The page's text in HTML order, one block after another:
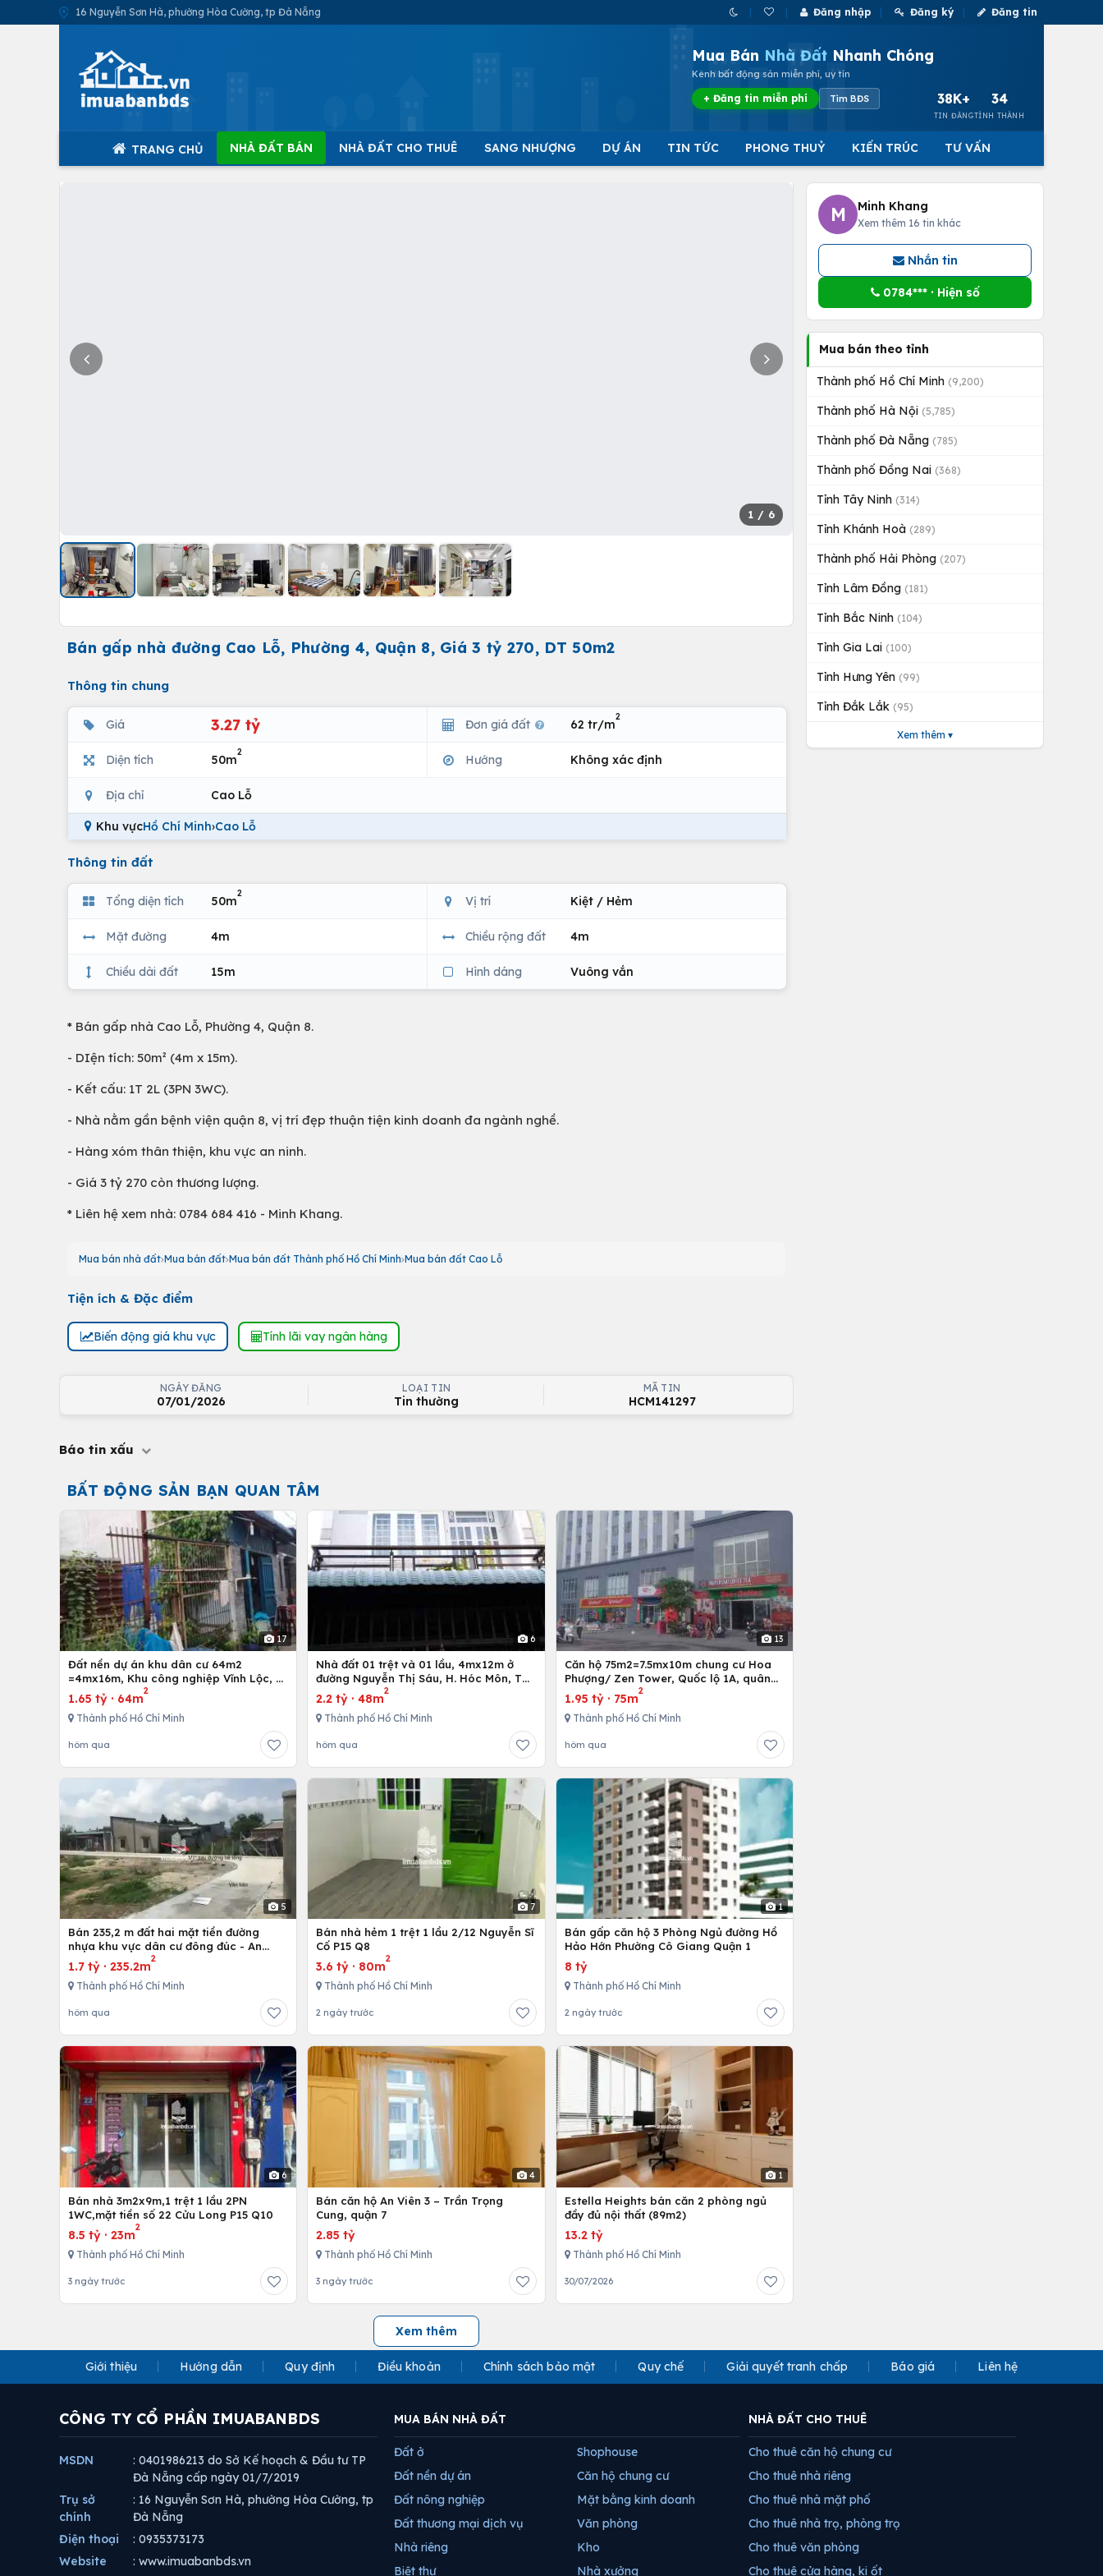
16 Nguyễn Sơn Hà, phường Hòa Cường, tp Đà Nẵng Đăng nhập Đăng ký Đăng tin
Mua Bán Nhà Đất Nhanh Chóng
Kênh bất động sản miễn phí, uy tín
+ Đăng tin miễn phí Tìm BĐS 38K+
TIN ĐĂNG
34
TỈNH THÀNH
TRANG CHỦ NHÀ ĐẤT BÁN NHÀ ĐẤT CHO THUÊ SANG NHƯỢNG DỰ ÁN TIN TỨC PHONG THUỶ KIẾN TRÚC TƯ VẤN
1 / 6
Bán gấp nhà đường Cao Lỗ, Phường 4, Quận 8, Giá 3 tỷ 270, DT 50m2
Thông tin chung
Giá 3.27 tỷ Đơn giá đất 62 tr/m
2
Diện tích 50m
2
Hướng Không xác định
Địa chỉ Cao Lỗ
Khu vựcHồ Chí Minh›Cao Lỗ
Thông tin đất
Tổng diện tích 50m
2
Vị trí Kiệt / Hẻm
Mặt đường 4m Chiều rộng đất 4m
Chiều dài đất 15m Hình dáng Vuông vắn
* Bán gấp nhà Cao Lỗ, Phường 4, Quận 8.
- DIện tích: 50m² (4m x 15m).
- Kết cấu: 1T 2L (3PN 3WC).
- Nhà nằm gần bệnh viện quận 8, vị trí đẹp thuận tiện kinh doanh đa ngành nghề.
- Hàng xóm thân thiện, khu vực an ninh.
- Giá 3 tỷ 270 còn thương lượng.
* Liên hệ xem nhà: 0784 684 416 - Minh Khang.
Mua bán nhà đất Mua bán đất Mua bán đất Thành phố Hồ Chí Minh Mua bán đất Cao Lỗ
Tiện ích & Đặc điểm
Biến động giá khu vực Tính lãi vay ngân hàng
NGÀY ĐĂNG
07/01/2026
LOẠI TIN
Tin thường
MÃ TIN
HCM141297
Báo tin xấu
BẤT ĐỘNG SẢN BẠN QUAN TÂM
17
Đất nền dự án khu dân cư 64m2
=4mx16m, Khu công nghiệp Vĩnh Lộc, H.
Bình Chánh, Tp. Hồ Chí Minh
1.65 tỷ · 64m
2
Thành phố Hồ Chí Minh
hôm qua
6
Nhà đất 01 trệt và 01 lầu, 4mx12m ở
đường Nguyễn Thị Sáu, H. Hóc Môn, Tp.
Hồ Chí Minh
2.2 tỷ ·48m
2
Thành phố Hồ Chí Minh
hôm qua
13
Căn hộ 75m2=7.5mx10m chung cư Hoa
Phượng/ Zen Tower, Quốc lộ 1A, quân
12,Tp. Hồ Chí Minh, Việt Nam
1.95 tỷ· 75m
2
Thành phố Hồ Chí Minh
hôm qua
5
Bán 235,2 m đất hai mặt tiền đường
nhựa khu vực dân cư đông đúc - An
nhứt-Long Điền - Bà Rịa
1.7 tỷ · 235.2m
2
Thành phố Hồ Chí Minh
hôm qua
7
Bán nhà hẻm 1 trệt 1 lầu 2/12 Nguyễn Sĩ
Cố P15 Q8
3.6 tỷ · 80m
2
Thành phố Hồ Chí Minh
2 ngày trước
1
Bán gấp căn hộ 3 Phòng Ngủ đường Hồ
Hảo Hớn Phường Cô Giang Quận 1
8 tỷ
Thành phố Hồ Chí Minh
2 ngày trước
6
Bán nhà 3m2x9m,1 trệt 1 lầu 2PN
1WC,mặt tiền số 22 Cửu Long P15 Q10
8.5 tỷ · 23m
2
Thành phố Hồ Chí Minh
3 ngày trước
4
Bán căn hộ An Viên 3 – Trần Trọng
Cung, quận 7
2.85 tỷ
Thành phố Hồ Chí Minh
3 ngày trước
1
Estella Heights bán căn 2 phòng ngủ
đầy đủ nội thất (89m2)
13.2 tỷ
Thành phố Hồ Chí Minh
30/07/2026
Xem thêm
M Minh Khang
Xem thêm 16 tin khác
Nhắn tin
0784*** · Hiện số
Mua bán theo tỉnh
Thành phố Hồ Chí Minh (9,200)
Thành phố Hà Nội (5,785)
Thành phố Đà Nẵng (785)
Thành phố Đồng Nai (368)
Tỉnh Tây Ninh (314)
Tỉnh Khánh Hoà (289)
Thành phố Hải Phòng (207)
Tỉnh Lâm Đồng (181)
Tỉnh Bắc Ninh (104)
Tỉnh Gia Lai (100)
Tỉnh Hưng Yên (99)
Tỉnh Đắk Lắk (95)
Xem thêm ▾
Giới thiệu Hướng dẫn Quy định Điều khoản Chính sách bảo mật Quy chế Giải quyết tranh chấp Báo giá Liên hệ
CÔNG TY CỔ PHẦN IMUABANBDS
MSDN
: 0401986213 do Sở Kế hoạch & Đầu tư TP
Đà Nẵng cấp ngày 01/7/2019
Trụ sở
chính
: 16 Nguyễn Sơn Hà, phường Hòa Cường, tp
Đà Nẵng
Điện thoại
: 0935373173
Website
: www.imuabanbds.vn
MUA BÁN NHÀ ĐẤT
Đất ở
Đất nền dự án
Đất nông nghiệp
Đất thương mại dịch vụ
Nhà riêng
Biệt thự
Shophouse
Căn hộ chung cư
Mặt bằng kinh doanh
Văn phòng
Kho
Nhà xưởng
NHÀ ĐẤT CHO THUÊ
Cho thuê căn hộ chung cư
Cho thuê nhà riêng
Cho thuê nhà mặt phố
Cho thuê nhà trọ, phòng trọ
Cho thuê văn phòng
Cho thuê cửa hàng, ki ốt